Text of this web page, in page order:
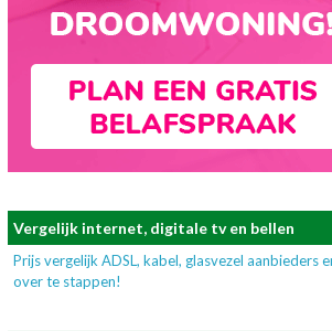
Vergelijk internet, digitale tv en bellen
Prijs vergelijk ADSL, kabel, glasvezel aanbieders
over te stappen!